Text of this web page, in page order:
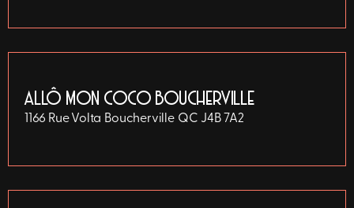
ALLÔ MON COCO BOUCHERVILLE
1166 Rue Volta Boucherville QC J4B 7A2